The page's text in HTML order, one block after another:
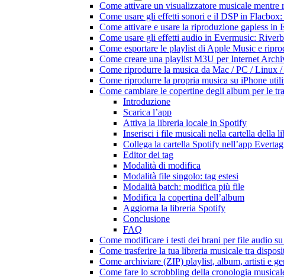
Come attivare un visualizzatore musicale
Come usare gli effetti sonori e il DSP in
Come attivare e usare la riproduzione gapless in
Come usare gli effetti audio in Evermusic:
Come esportare le playlist di Apple Music e
Come creare una playlist M3U per Internet
Come riprodurre la musica da Mac / PC /
Come riprodurre la propria musica su iPhone
Come cambiare le copertine degli album per le
Introduzione
Scarica l’app
Attiva la libreria locale in Spotify
Inserisci i file musicali nella cartella della
Collega la cartella Spotify nell’app Evertag
Editor dei tag
Modalità di modifica
Modalità file singolo: tag estesi
Modalità batch: modifica più file
Modifica la copertina dell’album
Aggiorna la libreria Spotify
Conclusione
FAQ
Come modificare i testi dei brani per file audio
Come trasferire la tua libreria musicale tra
Come archiviare (ZIP) playlist, album, artisti e
Come fare lo scrobbling della cronologia